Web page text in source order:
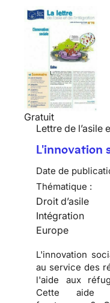
Gratuit
Lettre de l’asile
L'innovation
Date de
Thématique :
Droit d’asile
Intégration
Europe
L'innovation
au service des
l'aide aux
Cette aide